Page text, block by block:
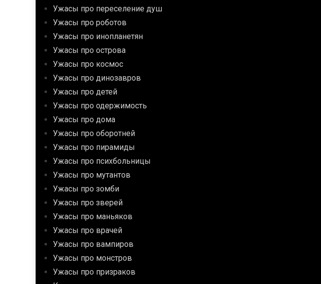
Ужасы про переселение душ
Ужасы про роботов
Ужасы про инопланетян
Ужасы про острова
Ужасы про космос
Ужасы про динозавров
Ужасы про детей
Ужасы про одержимость
Ужасы про дома
Ужасы про оборотней
Ужасы про пирамиды
Ужасы про психбольницы
Ужасы про мутантов
Ужасы про зомби
Ужасы про зверей
Ужасы про маньяков
Ужасы про врачей
Ужасы про вампиров
Ужасы про монстров
Ужасы про призраков